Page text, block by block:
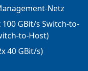
Netz
GBit/s Switch-to-
to-Host)
40 GBit/s)